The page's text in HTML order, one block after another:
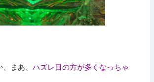
、まあ、ハズレ目の方が多くなっちゃ